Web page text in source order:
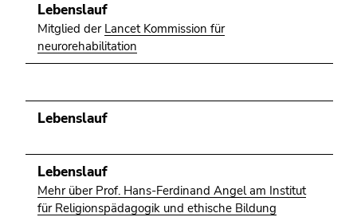
Lebenslauf
Mitglied der Lancet Kommission für
neurorehabilitation
Lebenslauf
Lebenslauf
Mehr über Prof. Hans-Ferdinand Angel am Institut
für Religionspädagogik und ethische Bildung